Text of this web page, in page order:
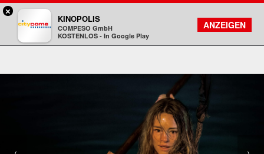
Kinopolis
FILMSUCHE
KONTO
×
KINOPOLIS
COMPESO GmbH
KOSTENLOS - In Google Play
ANZEIGEN